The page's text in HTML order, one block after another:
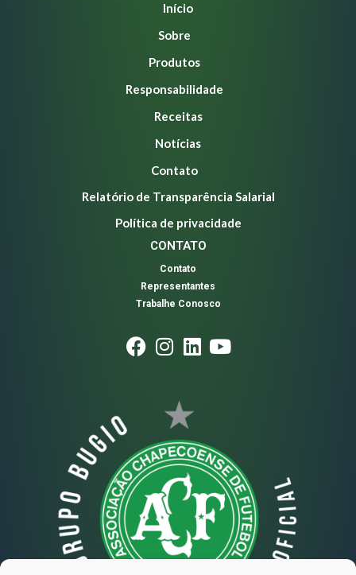
Início
Sobre
Produtos
Responsabilidade
Receitas
Notícias
Contato
Relatório de Transparência Salarial
Política de privacidade
CONTATO
Contato
Representantes
Trabalhe Conosco